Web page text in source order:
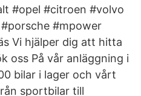
#opel #citroen #volvo
#mpower
Vi hjälper dig att hitta
oss På vår anläggning i
bilar i lager och vårt
sportbilar till